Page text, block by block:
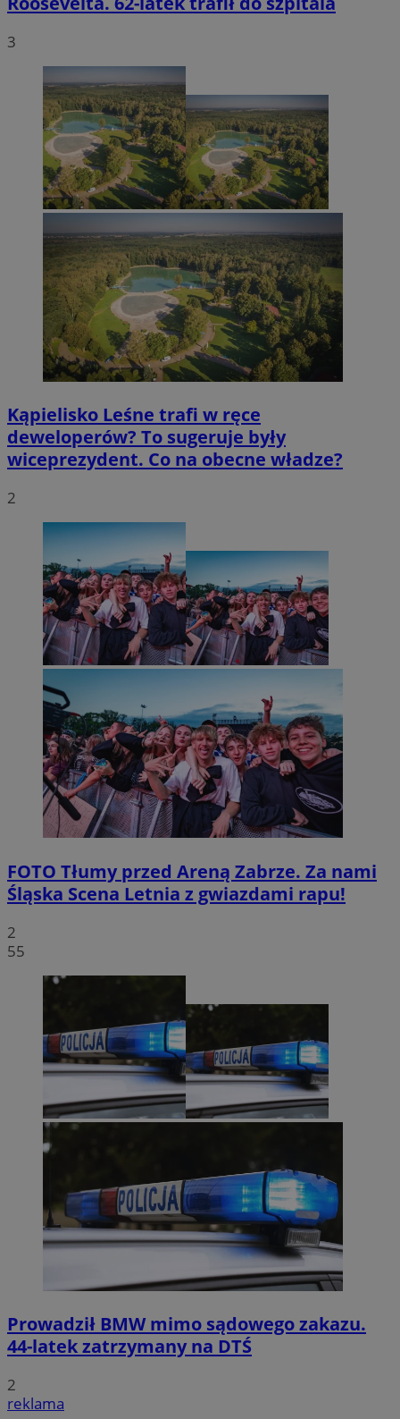
3
Kąpielisko Leśne trafi w ręce
deweloperów? To sugeruje były
wiceprezydent. Co na obecne władze?
2
FOTO Tłumy przed Areną Zabrze. Za nami
Śląska Scena Letnia z gwiazdami rapu!
2
55
Prowadził BMW mimo sądowego zakazu.
44-latek zatrzymany na DTŚ
2
reklama